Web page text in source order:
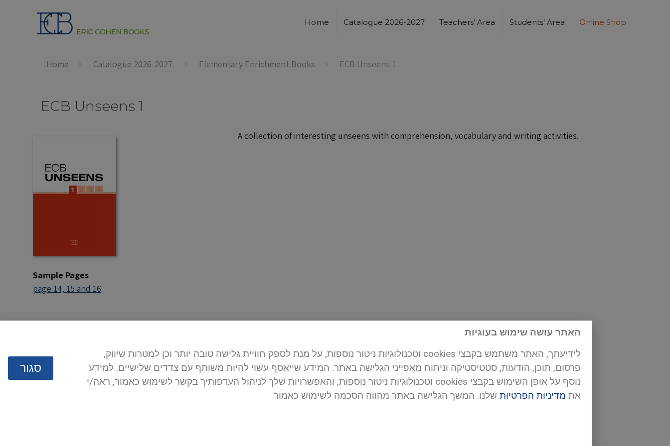
Home Catalogue 2026-2027 Teachers’ Area Students’ Area Online Shop
Home Catalogue 2026-2027 Elementary Enrichment Books ECB Unseens 1
ECB Unseens 1
Sample Pages
page 14, 15 and 16
A collection of interesting unseens with comprehension, vocabulary and writing activities.
סגור
האתר עושה שימוש בעוגיות
לידיעתך, האתר משתמש בקבצי cookies וטכנולוגיות ניטור נוספות, על מנת לספק חוויית גלישה טובה יותר וכן למטרות שיווק,
פרסום, תוכן, הודעות, סטטיסטיקה וניתוח מאפייני הגלישה באתר. המידע שייאסף עשוי להיות משותף עם צדדים שלישיים. למידע
נוסף על אופן השימוש בקבצי cookies וטכנולוגיות ניטור נוספות, והאפשרויות שלך לניהול העדפותיך בקשר לשימוש כאמור, ראה/י
את מדיניות הפרטיות שלנו. המשך הגלישה באתר מהווה הסכמה לשימוש כאמור